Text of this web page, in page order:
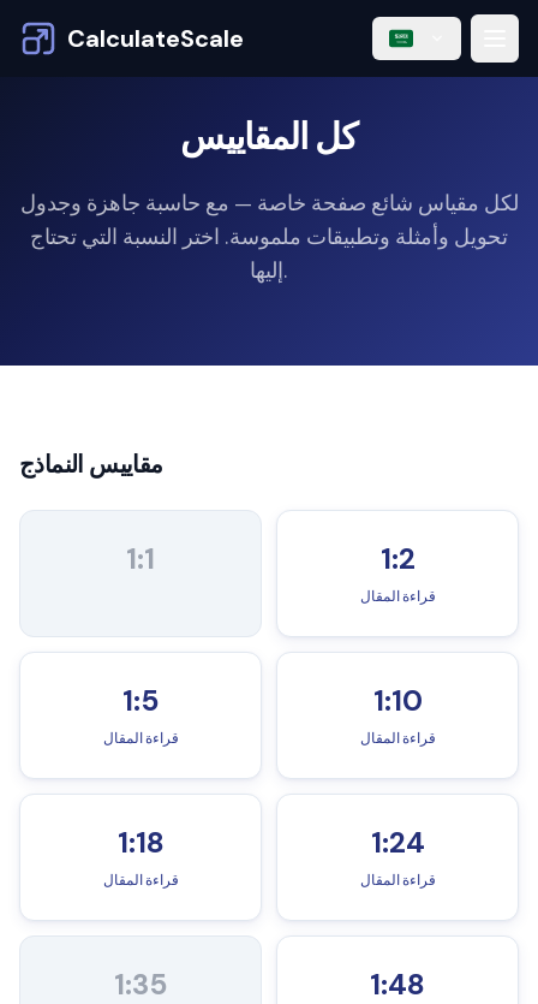
CalculateScale
كل المقاييس
لكل مقياس شائع صفحة خاصة — مع حاسبة جاهزة وجدول
تحويل وأمثلة وتطبيقات ملموسة. اختر النسبة التي تحتاج
إليها.
مقاييس النماذج
1:1 1:2
قراءة المقال
1:5
قراءة المقال
1:10
قراءة المقال
1:18
قراءة المقال
1:24
قراءة المقال
1:35 1:48